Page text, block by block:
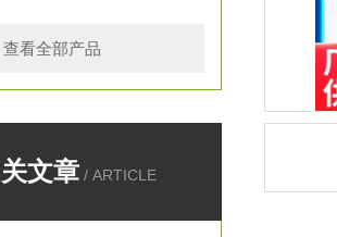
查看全部产品
文章 / ARTICLE